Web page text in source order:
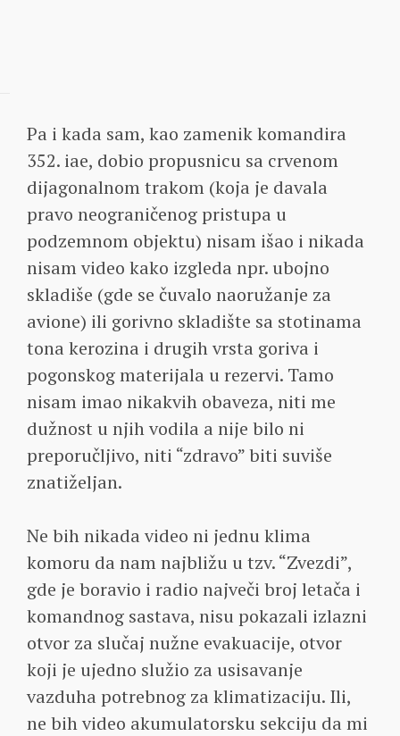
Pa i kada sam, kao zamenik komandira
352. iae, dobio propusnicu sa crvenom
dijagonalnom trakom (koja je davala
pravo neograničenog pristupa u
podzemnom objektu) nisam išao i nikada
nisam video kako izgleda npr. ubojno
skladiše (gde se čuvalo naoružanje za
avione) ili gorivno skladište sa stotinama
tona kerozina i drugih vrsta goriva i
pogonskog materijala u rezervi. Tamo
nisam imao nikakvih obaveza, niti me
dužnost u njih vodila a nije bilo ni
preporučljivo, niti “zdravo” biti suviše
znatiželjan.
Ne bih nikada video ni jednu klima
komoru da nam najbližu u tzv. “Zvezdi”,
gde je boravio i radio največi broj letača i
komandnog sastava, nisu pokazali izlazni
otvor za slučaj nužne evakuacije, otvor
koji je ujedno služio za usisavanje
vazduha potrebnog za klimatizaciju. Ili,
ne bih video akumulatorsku sekciju da mi